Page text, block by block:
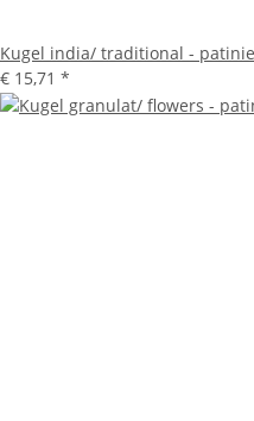
Kugel india/ traditional -
€ 15,71 *